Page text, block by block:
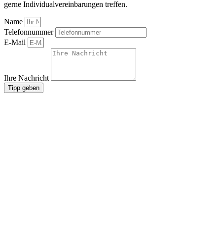
gerne Individualvereinbarungen treffen.
Name
Telefonnummer
E-Mail
Ihre Nachricht
Tipp geben